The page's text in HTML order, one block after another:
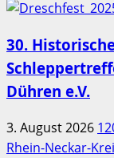
30.
Dühren e.V.
3. August 2026
Rhein-Neckar-